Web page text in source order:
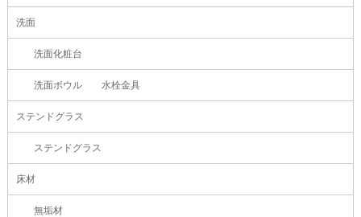
洗面
洗面化粧台
洗面ボウル 水栓金具
ステンドグラス
ステンドグラス
床材
無垢材